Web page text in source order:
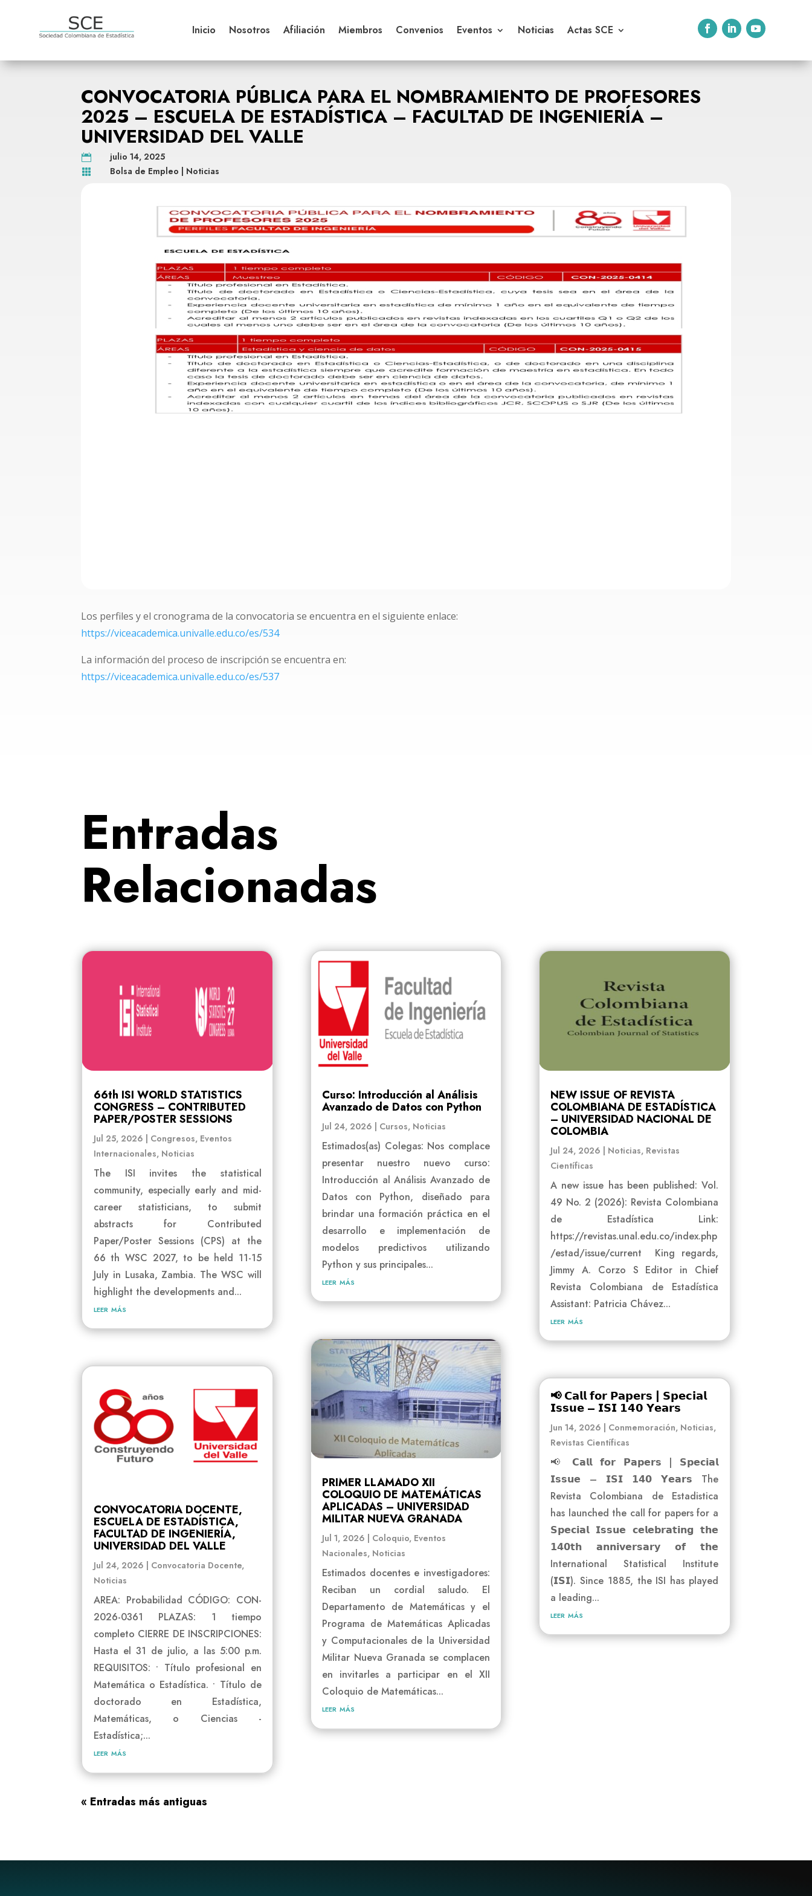
Inicio Nosotros Afiliación Miembros Convenios Eventos Noticias Actas SCE
CONVOCATORIA PÚBLICA PARA EL NOMBRAMIENTO DE PROFESORES
2025 – ESCUELA DE ESTADÍSTICA – FACULTAD DE INGENIERÍA –
UNIVERSIDAD DEL VALLE
 julio 14, 2025
 Bolsa de Empleo | Noticias
Los perfiles y el cronograma de la convocatoria se encuentra en el siguiente enlace:
https://viceacademica.univalle.edu.co/es/534
La información del proceso de inscripción se encuentra en:
https://viceacademica.univalle.edu.co/es/537
Entradas
Relacionadas
66th ISI WORLD STATISTICS
CONGRESS – CONTRIBUTED
PAPER/POSTER SESSIONS
Jul 25, 2026 | Congresos, Eventos
Internacionales, Noticias
The ISI invites the statistical
community, especially early and mid-
career statisticians, to submit
abstracts for Contributed
Paper/Poster Sessions (CPS) at the
66 th WSC 2027, to be held 11-15
July in Lusaka, Zambia. The WSC will
highlight the developments and...
leer más
CONVOCATORIA DOCENTE,
ESCUELA DE ESTADÍSTICA,
FACULTAD DE INGENIERÍA,
UNIVERSIDAD DEL VALLE
Jul 24, 2026 Convocatoria Docente,
Noticias
AREA: Probabilidad CÓDIGO: CON-
2026-0361 PLAZAS: 1 tiempo
completo CIERRE DE INSCRIPCIONES:
Hasta el 31 de julio, a las 5:00 p.m.
REQUISITOS: • Título profesional en
Matemática o Estadística. • Título de
doctorado en Estadística,
Matemáticas, o Ciencias -
Estadística;...
leer más
Curso: Introducción al Análisis
Avanzado de Datos con Python
Jul 24, 2026 | Cursos, Noticias
Estimados(as) Colegas: Nos complace
presentar nuestro nuevo curso:
Introducción al Análisis Avanzado de
Datos con Python, diseñado para
brindar una formación práctica en el
desarrollo e implementación de
modelos predictivos utilizando
Python y sus principales...
leer más
PRIMER LLAMADO XII
COLOQUIO DE MATEMÁTICAS
APLICADAS – UNIVERSIDAD
MILITAR NUEVA GRANADA
Jul 1, 2026 Coloquio, Eventos
Nacionales, Noticias
Estimados docentes e investigadores:
Reciban un cordial saludo. El
Departamento de Matemáticas y el
Programa de Matemáticas Aplicadas
y Computacionales de la Universidad
Militar Nueva Granada se complacen
en invitarles a participar en el XII
Coloquio de Matemáticas...
leer más
NEW ISSUE OF REVISTA
COLOMBIANA DE ESTADÍSTICA
– UNIVERSIDAD NACIONAL DE
COLOMBIA
Jul 24, 2026 | Noticias, Revistas
Científicas
A new issue has been published: Vol.
49 No. 2 (2026): Revista Colombiana
de Estadística Link:
https://revistas.unal.edu.co/index.php
/estad/issue/current King regards,
Jimmy A. Corzo S Editor in Chief
Revista Colombiana de Estadística
Assistant: Patricia Chávez...
leer más
📢 𝗖𝗮𝗹𝗹 𝗳𝗼𝗿 𝗣𝗮𝗽𝗲𝗿𝘀 | 𝗦𝗽𝗲𝗰𝗶𝗮𝗹
𝗜𝘀𝘀𝘂𝗲 – 𝗜𝗦𝗜 𝟭𝟰𝟬 𝗬𝗲𝗮𝗿𝘀
Jun 14, 2026 | Conmemoración, Noticias,
Revistas Científicas
📢 𝗖𝗮𝗹𝗹 𝗳𝗼𝗿 𝗣𝗮𝗽𝗲𝗿𝘀 | 𝗦𝗽𝗲𝗰𝗶𝗮𝗹
𝗜𝘀𝘀𝘂𝗲 – 𝗜𝗦𝗜 𝟭𝟰𝟬 𝗬𝗲𝗮𝗿𝘀 The
Revista Colombiana de Estadistica
has launched the call for papers for a
𝗦𝗽𝗲𝗰𝗶𝗮𝗹 𝗜𝘀𝘀𝘂𝗲 𝗰𝗲𝗹𝗲𝗯𝗿𝗮𝘁𝗶𝗻𝗴 𝘁𝗵𝗲
𝟭𝟰𝟬𝘁𝗵 𝗮𝗻𝗻𝗶𝘃𝗲𝗿𝘀𝗮𝗿𝘆 𝗼𝗳 𝘁𝗵𝗲
International Statistical Institute
(𝗜𝗦𝗜). Since 1885, the ISI has played
a leading...
leer más
« Entradas más antiguas